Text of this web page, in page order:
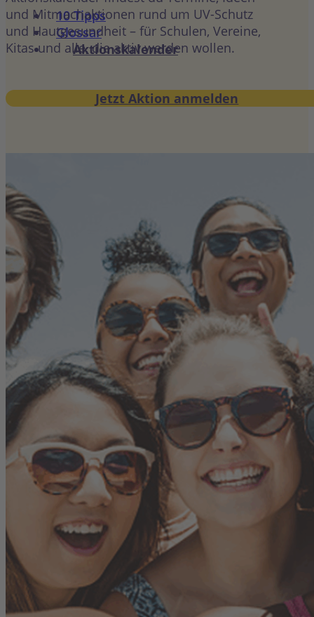
10 Tipps
Glossar
Aktionskalender
und Mitmachaktionen rund um UV-Schutz
und Hautgesundheit – für Schulen, Vereine,
Kitas und alle, die aktiv werden wollen.
Jetzt Aktion anmelden